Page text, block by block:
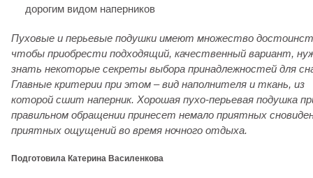
дорогим видом наперников
Пуховые и перьевые подушки имеют множество
чтобы приобрести подходящий, качественный вариант,
знать некоторые секреты выбора принадлежностей для
Главные критерии при этом – вид наполнителя и ткань, из
которой сшит наперник. Хорошая пухо-перьевая подушка
правильном обращении принесет немало приятных
приятных ощущений во время ночного отдыха.
Подготовила Катерина Василенкова